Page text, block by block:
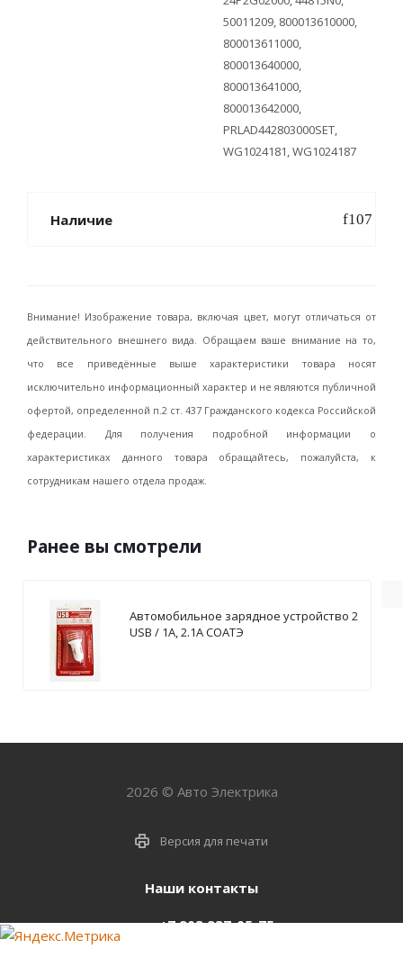
50011209, 800013610000,
800013611000,
800013640000,
800013641000,
800013642000,
PRLAD442803000SET,
WG1024181, WG1024187
Наличие
Внимание! Изображение товара, включая цвет, могут отличаться от
действительного внешнего вида. Обращаем ваше внимание на то,
что все приведённые выше характеристики товара носят
исключительно информационный характер и не являются публичной
офертой, определенной п.2 ст. 437 Гражданского кодекса Российской
федерации. Для получения подробной информации о
характеристиках данного товара обращайтесь, пожалуйста, к
сотрудникам нашего отдела продаж.
Ранее вы смотрели
Автомобильное зарядное устройство 2
USB / 1А, 2.1А СОАТЭ
2026 © Авто Электрика
Версия для печати
Наши контакты
+7 903 937-05-75